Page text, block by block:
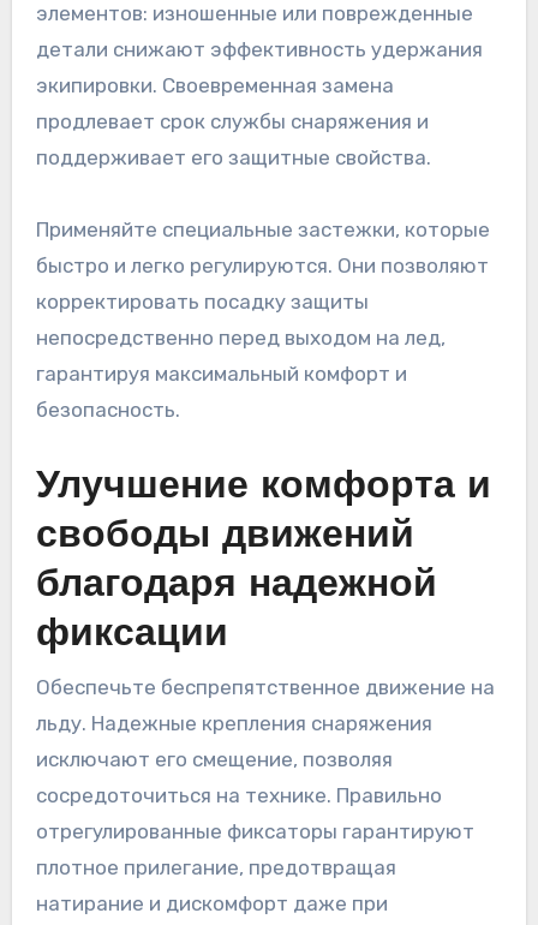
элементов: изношенные или поврежденные
детали снижают эффективность удержания
экипировки. Своевременная замена
продлевает срок службы снаряжения и
поддерживает его защитные свойства.
Применяйте специальные застежки, которые
быстро и легко регулируются. Они позволяют
корректировать посадку защиты
непосредственно перед выходом на лед,
гарантируя максимальный комфорт и
безопасность.
Улучшение комфорта и
свободы движений
благодаря надежной
фиксации
Обеспечьте беспрепятственное движение на
льду. Надежные крепления снаряжения
исключают его смещение, позволяя
сосредоточиться на технике. Правильно
отрегулированные фиксаторы гарантируют
плотное прилегание, предотвращая
натирание и дискомфорт даже при